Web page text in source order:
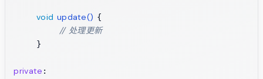
void update() {
// 处理更新
    }
private :